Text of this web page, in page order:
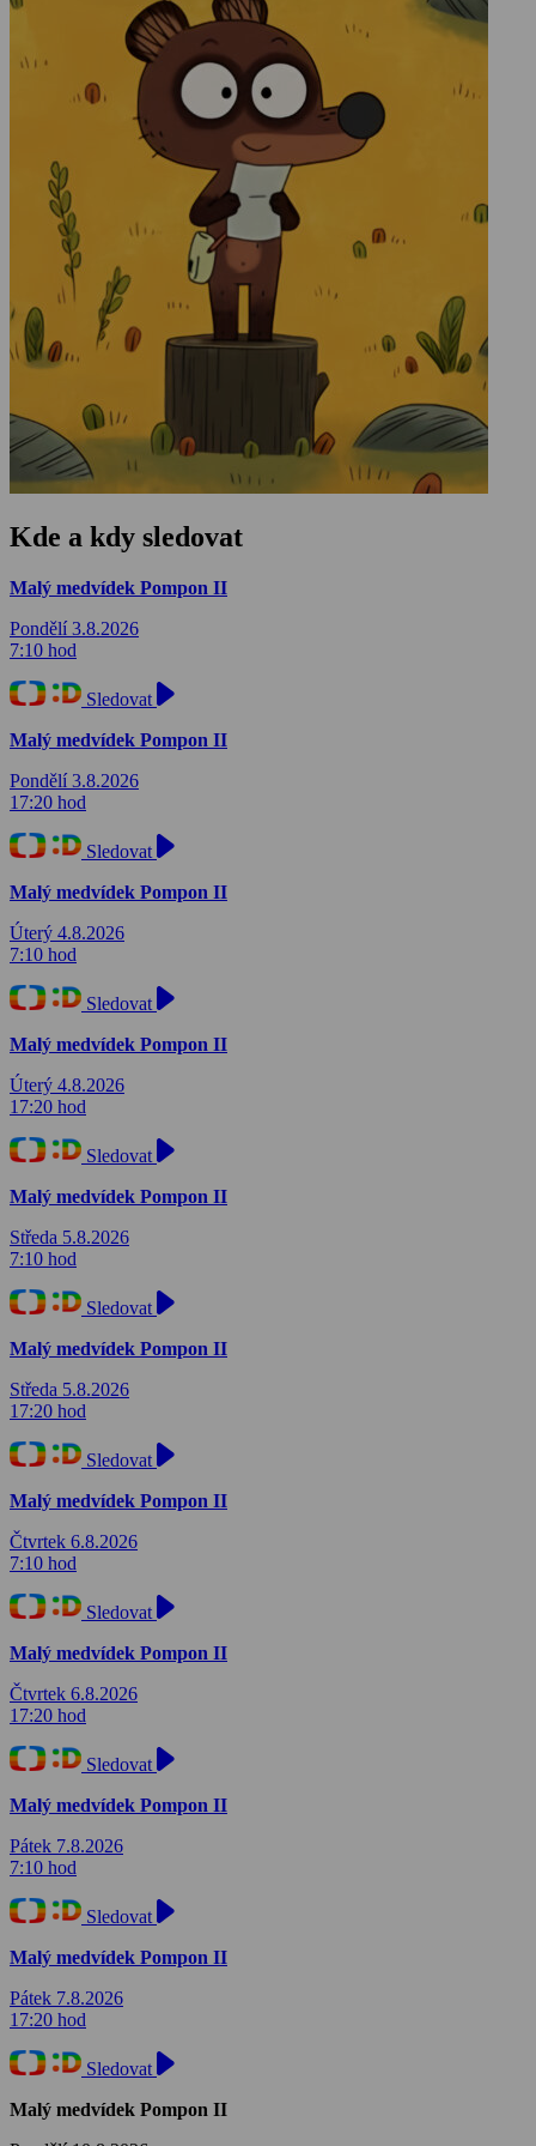
Kde a kdy sledovat
Malý medvídek Pompon II
Pondělí 3.8.2026
7:10 hod
Sledovat
Malý medvídek Pompon II
Pondělí 3.8.2026
17:20 hod
Sledovat
Malý medvídek Pompon II
Úterý 4.8.2026
7:10 hod
Sledovat
Malý medvídek Pompon II
Úterý 4.8.2026
17:20 hod
Sledovat
Malý medvídek Pompon II
Středa 5.8.2026
7:10 hod
Sledovat
Malý medvídek Pompon II
Středa 5.8.2026
17:20 hod
Sledovat
Malý medvídek Pompon II
Čtvrtek 6.8.2026
7:10 hod
Sledovat
Malý medvídek Pompon II
Čtvrtek 6.8.2026
17:20 hod
Sledovat
Malý medvídek Pompon II
Pátek 7.8.2026
7:10 hod
Sledovat
Malý medvídek Pompon II
Pátek 7.8.2026
17:20 hod
Sledovat
Malý medvídek Pompon II